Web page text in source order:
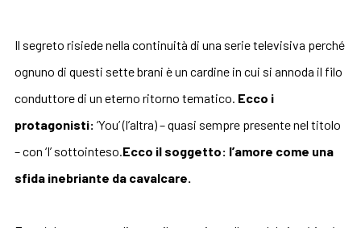
Il segreto risiede nella continuità di una serie televisiva perché
ognuno di questi sette brani è un cardine in cui si annoda il filo
conduttore di un eterno ritorno tematico. Ecco i
protagonisti: ‘You’ (l’altra) – quasi sempre presente nel titolo
– con ‘I’ sottointeso.Ecco il soggetto: l’amore come una
sfida inebriante da cavalcare.